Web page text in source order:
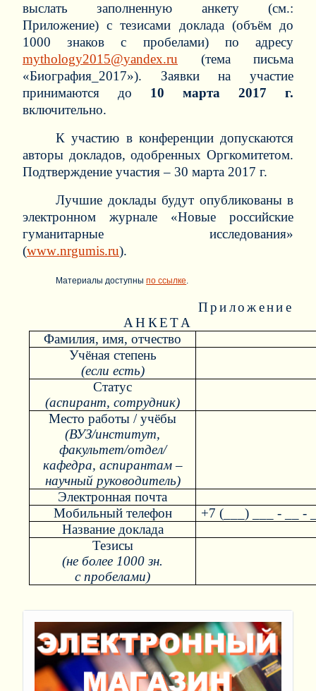
выслать заполненную анкету (см.:
Приложение) с тезисами доклада (объём до
1000 знаков с пробелами) по адресу
mythology2015@yandex.ru (тема письма
«Биография_2017»). Заявки на участие
принимаются до 10 марта 2017 г.
включительно.
К участию в конференции допускаются
авторы докладов, одобренных Оргкомитетом.
Подтверждение участия – 30 марта 2017 г.
Лучшие доклады будут опубликованы в
электронном журнале «Новые российские
гуманитарные исследования»
(www.nrgumis.ru).
Материалы доступныпо ссылке.
Приложение
АНКЕТА
Фамилия, имя, отчество
Учёная степень
(если есть)
Статус
(аспирант, сотрудник)
Место работы / учёбы
(ВУЗ/институт,
факультет/отдел/
кафедра, аспирантам –
научный руководитель)
Электронная почта
Мобильный телефон
+7 (___) ___ - __ -
Название доклада
Тезисы
(не более 1000 зн.
с пробелами)